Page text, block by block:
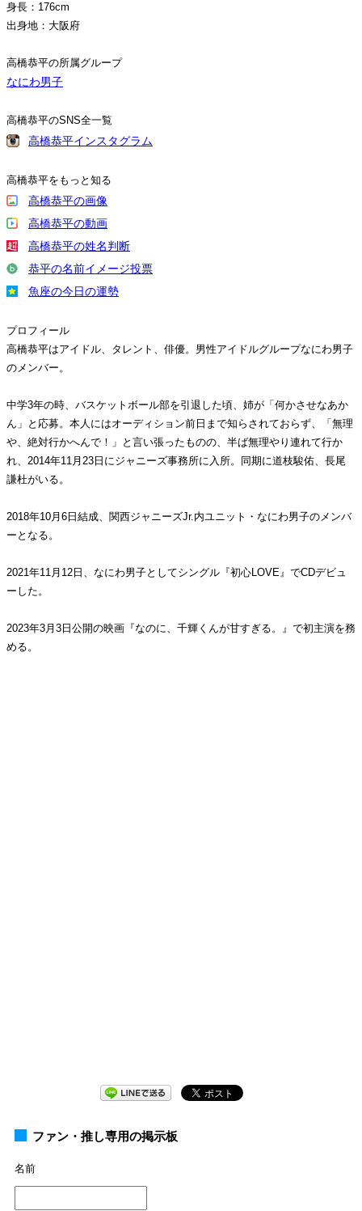
身長：176cm
出身地：大阪府
高橋恭平の所属グループ
なにわ男子
高橋恭平のSNS全一覧
高橋恭平インスタグラム
高橋恭平をもっと知る
高橋恭平の画像
高橋恭平の動画
高橋恭平の姓名判断
恭平の名前イメージ投票
魚座の今日の運勢
プロフィール
高橋恭平はアイドル、タレント、俳優。男性アイドルグループなにわ男子
のメンバー。
中学3年の時、バスケットボール部を引退した頃、姉が「何かさせなあか
ん」と応募。本人にはオーディション前日まで知らされておらず、「無理
や、絶対行かへんで！」と言い張ったものの、半ば無理やり連れて行か
れ、2014年11月23日にジャニーズ事務所に入所。同期に道枝駿佑、長尾
謙杜がいる。
2018年10月6日結成、関西ジャニーズJr.内ユニット・なにわ男子のメンバ
ーとなる。
2021年11月12日、なにわ男子としてシングル『初心LOVE』でCDデビュ
ーした。
2023年3月3日公開の映画『なのに、千輝くんが甘すぎる。』で初主演を務
める。
ファン・推し専用の掲示板
名前